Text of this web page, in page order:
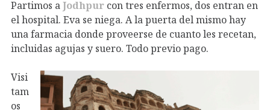
Partimos aJodhpur con tres enfermos, dos entran en
el hospital. Eva se niega. A la puerta del mismo hay
una farmacia donde proveerse de cuanto les recetan,
incluidas agujas y suero. Todo previo pago.
Visi
tam
os